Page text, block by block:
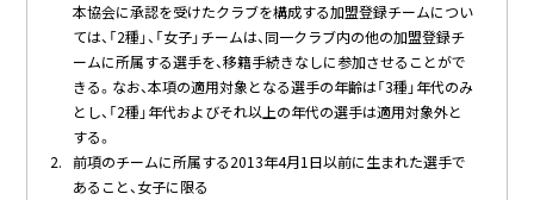
本協会に承認を受けたクラブを構成する加盟登録チームについ
ては、「2種」、「女子」チームは、同一クラブ内の他の加盟登録チ
ームに所属する選手を、移籍手続きなしに参加させることがで
きる。なお、本項の適用対象となる選手の年齢は「3種」年代のみ
とし、「2種」年代およびそれ以上の年代の選手は適用対象外と
する。
前項のチームに所属する2013年4月1日以前に生まれた選手で
あること、女子に限る